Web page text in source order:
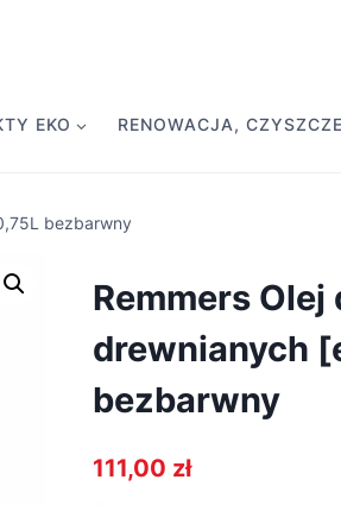
EKO RENOWACJA,
bezbarwny
Remmers
drewnianych
bezbarwny
111,00 zł